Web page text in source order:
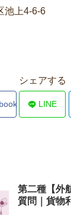
池上4-6-6
シェアする
LINE
第二種【外
質問｜貨物